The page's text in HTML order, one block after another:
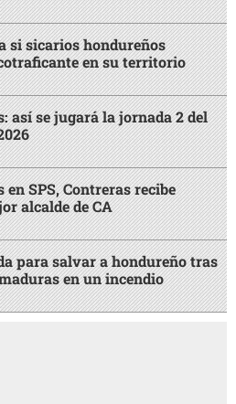
si sicarios hondureños
en su territorio
así se jugará la jornada 2 del
en SPS, Contreras recibe
alcalde de CA
para salvar a hondureño tras
en un incendio